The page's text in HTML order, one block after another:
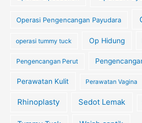
Operasi Pengencangan Payudara
operasi tummy tuck Op Hidung
Pengencangan Perut
Perawatan Kulit Perawatan Vagina
Rhinoplasty Sedot Lemak